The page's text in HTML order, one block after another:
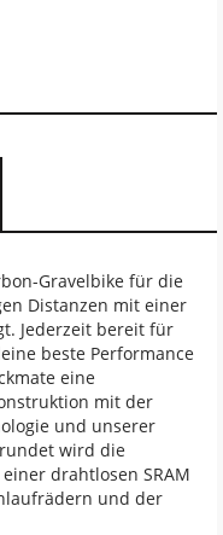
Gravelbike für die
Distanzen mit einer
Jederzeit bereit für
beste Performance
eine
mit der
und unserer
wird die
drahtlosen SRAM
und der